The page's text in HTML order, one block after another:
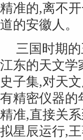
精准的,离不
道的安徽人。
三国时期
江东的天文学
史子集,对天
有精密仪器的
精准,直接关
拟星辰运行,